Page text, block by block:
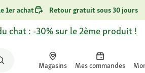
1er achat Retour gratuit sous 30 jours
chat : -30% sur le 2ème produit !
Magasins Mes commandes